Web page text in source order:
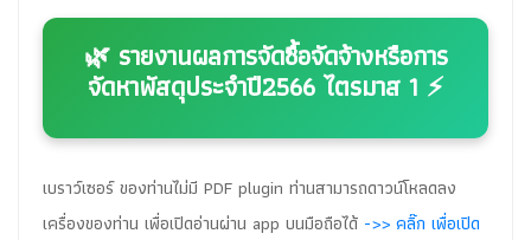
🌿 รายงานผลการจัดซื้อจัดจ้างหรือการ
จัดหาพัสดุประจำปี2566 ไตรมาส 1 ⚡
เบราว์เซอร์ ของท่านไม่มี PDF plugin ท่านสามารถดาวน์โหลดลง
เครื่องของท่าน เพื่อเปิดอ่านผ่าน app บนมือถือได้ ->> คลิ๊ก เพื่อเปิด